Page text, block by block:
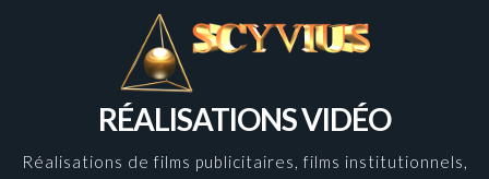
RÉALISATIONS VIDÉO
Réalisations de films publicitaires, films institutionnels,